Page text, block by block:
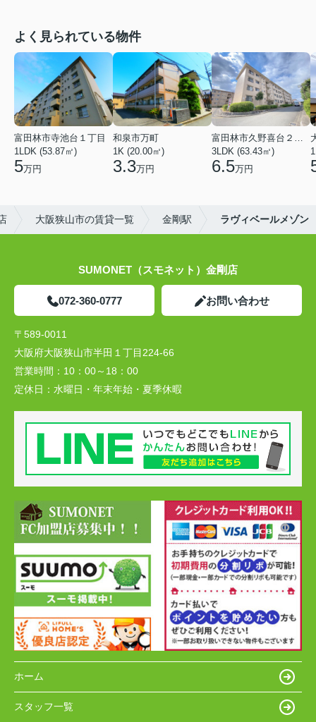
よく見られている物件
富田林市寺池台１丁目
1LDK (53.87㎡)
5万円
和泉市万町
1K (20.00㎡)
3.3万円
富田林市久野喜台２丁目
3LDK (63.43㎡)
6.5万円
大阪狭山市の賃貸一覧 金剛駅 ラヴィベールメゾン
SUMONET（スモネット）金剛店
072-360-0777 お問い合わせ
〒589-0011
大阪府大阪狭山市半田１丁目224-66
営業時間： 10：00～18：00
定休日： 水曜日・年末年始・夏季休暇
ホーム
スタッフ一覧